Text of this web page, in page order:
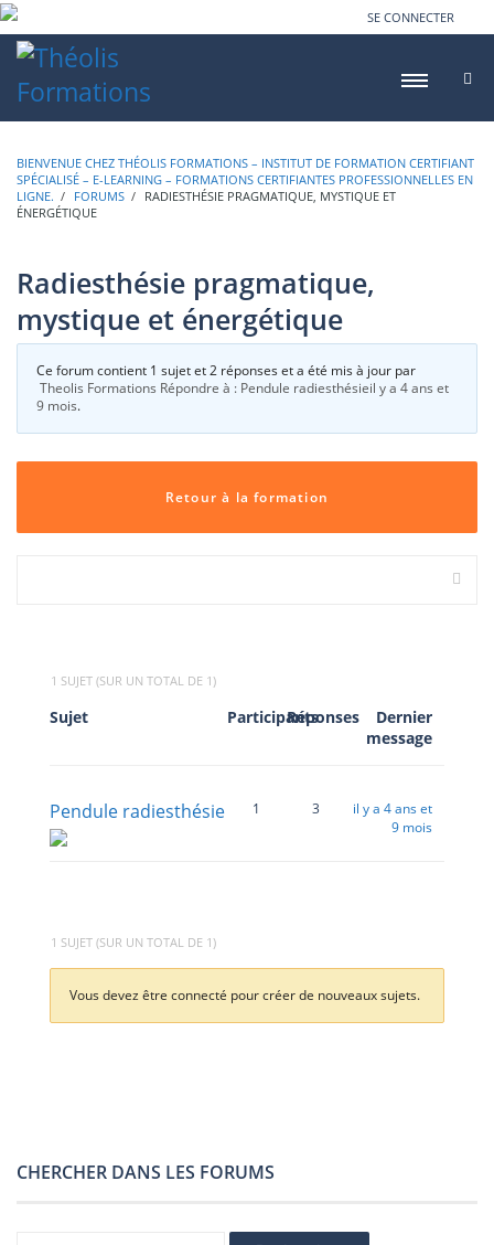
SE CONNECTER
BIENVENUE CHEZ THÉOLIS FORMATIONS – INSTITUT DE FORMATION CERTIFIANT
SPÉCIALISÉ – E-LEARNING – FORMATIONS CERTIFIANTES PROFESSIONNELLES EN
LIGNE.
FORUMS
RADIESTHÉSIE PRAGMATIQUE, MYSTIQUE ET
ÉNERGÉTIQUE
Radiesthésie pragmatique,
mystique et énergétique
Ce forum contient 1 sujet et 2 réponses et a été mis à jour par
Theolis Formations Répondre à : Pendule radiesthésieil y a 4 ans et
9 mois.
Retour à la formation
1 SUJET (SUR UN TOTAL DE 1)
Sujet ParticipantsRéponses
Dernier
message
Pendule radiesthésie 1 3
il y a 4 ans et
9 mois
1 SUJET (SUR UN TOTAL DE 1)
Vous devez être connecté pour créer de nouveaux sujets.
CHERCHER DANS LES FORUMS